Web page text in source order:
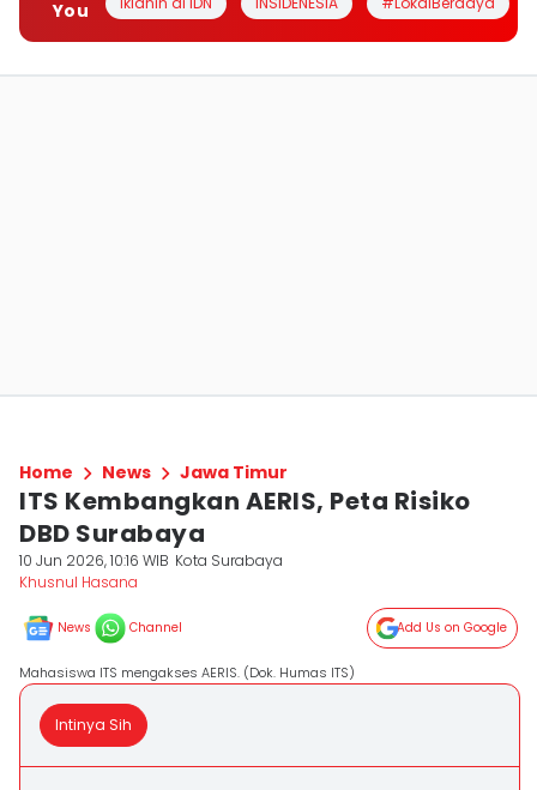
You
Home News Jawa Timur
ITS Kembangkan AERIS, Peta Risiko
DBD Surabaya
10 Jun 2026, 10:16 WIB Kota Surabaya
Khusnul Hasana
News Channel Add Us on Google
Mahasiswa ITS mengakses AERIS. (Dok. Humas ITS)
Intinya Sih